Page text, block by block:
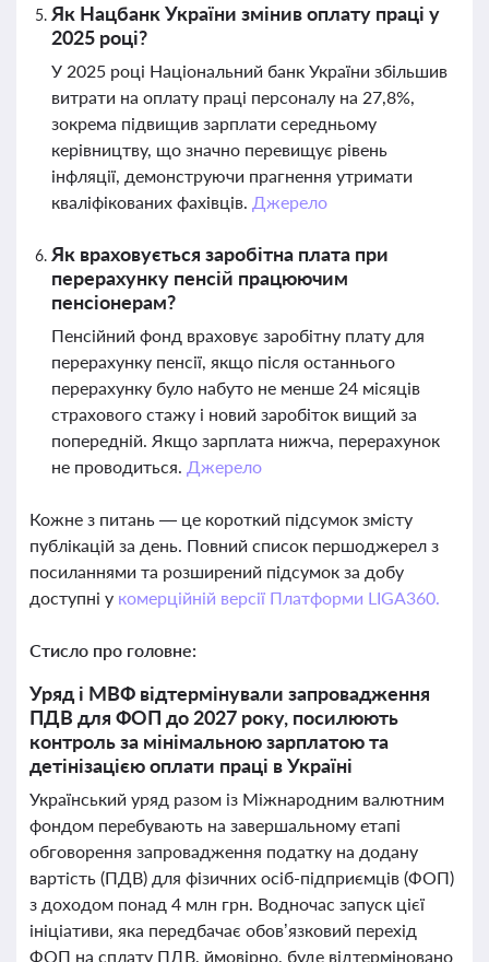
Як Нацбанк України змінив оплату праці у
2025 році?
У 2025 році Національний банк України збільшив
витрати на оплату праці персоналу на 27,8%,
зокрема підвищив зарплати середньому
керівництву, що значно перевищує рівень
інфляції, демонструючи прагнення утримати
кваліфікованих фахівців. Джерело
Як враховується заробітна плата при
перерахунку пенсій працюючим
пенсіонерам?
Пенсійний фонд враховує заробітну плату для
перерахунку пенсії, якщо після останнього
перерахунку було набуто не менше 24 місяців
страхового стажу і новий заробіток вищий за
попередній. Якщо зарплата нижча, перерахунок
не проводиться. Джерело
Кожне з питань — це короткий підсумок змісту
публікацій за день. Повний список першоджерел з
посиланнями та розширений підсумок за добу
доступні у комерційній версії Платформи LIGA360.
Стисло про головне:
Уряд і МВФ відтермінували запровадження
ПДВ для ФОП до 2027 року, посилюють
контроль за мінімальною зарплатою та
детінізацією оплати праці в Україні
Український уряд разом із Міжнародним валютним
фондом перебувають на завершальному етапі
обговорення запровадження податку на додану
вартість (ПДВ) для фізичних осіб-підприємців (ФОП)
з доходом понад 4 млн грн. Водночас запуск цієї
ініціативи, яка передбачає обов’язковий перехід
ФОП на сплату ПДВ, ймовірно, буде відтерміновано